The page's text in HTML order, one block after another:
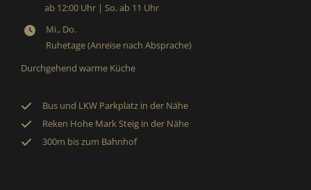
ab 12:00 Uhr | So. ab 11 Uhr
Mi., Do.
Ruhetage (Anreise nach Absprache)
Durchgehend warme Küche
Bus und LKW Parkplatz in der Nähe
Reken Hohe Mark Steig in der Nähe
300m bis zum Bahnhof